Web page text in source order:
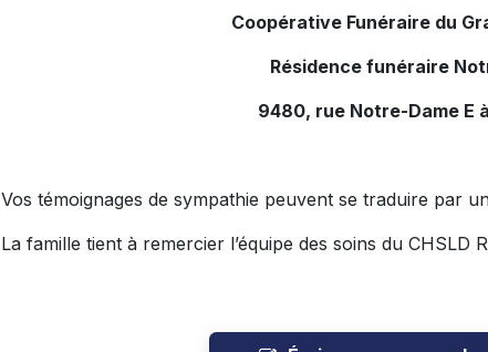
Coopérative Funéraire du
Résidence funéraire
9480, rue Notre-Dame E
Vos témoignages de sympathie peuvent se traduire par
La famille tient à remercier l’équipe des soins du CHSLD